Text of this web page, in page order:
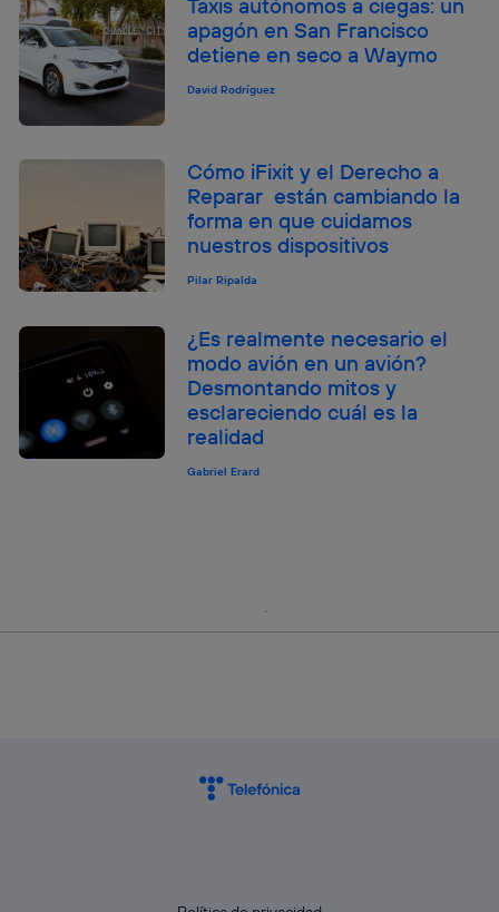
Taxis autónomos a ciegas: un
apagón en San Francisco
detiene en seco a Waymo
David Rodríguez
Cómo iFixit y el Derecho a
Reparar están cambiando la
forma en que cuidamos
nuestros dispositivos
Pilar Ripalda
¿Es realmente necesario el
modo avión en un avión?
Desmontando mitos y
esclareciendo cuál es la
realidad
Gabriel Erard